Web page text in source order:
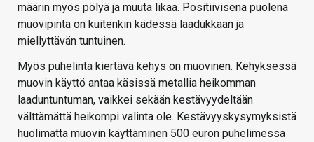
määrin myös pölyä ja muuta likaa. Positiivisena puolena
muovipinta on kuitenkin kädessä laadukkaan ja
miellyttävän tuntuinen.
Myös puhelinta kiertävä kehys on muovinen. Kehyksessä
muovin käyttö antaa käsissä metallia heikomman
laaduntuntuman, vaikkei sekään kestävyydeltään
välttämättä heikompi valinta ole. Kestävyyskysymyksistä
huolimatta muovin käyttäminen 500 euron puhelimessa